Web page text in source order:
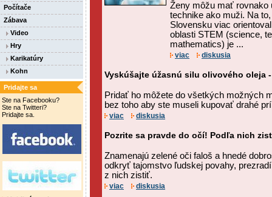
Počítače
Zábava
Video
Hry
Karikatúry
Kohn
Pridajte sa
Ste na Facebooku?
Ste na Twitteri?
Pridajte sa.
Ženy môžu mať rovnako
technike ako muži. Na
Slovensku viac
oblasti STEM (science,
mathematics) je ...
viac diskusia
Vyskúšajte úžasnú silu olivového oleja
Pridať ho môžete do všetkých možných
bez toho aby ste museli kupovať drahé
viac diskusia
Pozrite sa pravde do očí! Podľa nich
Znamenajú zelené oči faloš a hnedé
odkryť tajomstvo ľudskej povahy,
z nich zistiť.
viac diskusia